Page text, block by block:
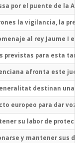
por el puente de la
la vigilancia, la
al rey Jaume I
previstas para esta
afronta este
destinan
europeo para dar
su labor de
y mantener sus